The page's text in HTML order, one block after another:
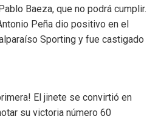
Baeza, que no podrá cumplir.
Peña dio positivo en el
Sporting y fue castigado
El jinete se convirtió en
su victoria número 60